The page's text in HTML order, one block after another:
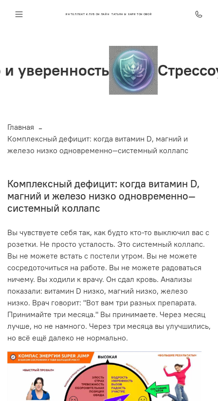
ИНТЕЛЛЕКТ КЛУБ ОНЛАЙН ТАТЬЯНЫ ХАРИТОНОВОЙ
Главная
Комплексный дефицит: когда витамин D, магний и
железо низко одновременно—системный коллапс
Комплексный дефицит: когда витамин D,
магний и железо низко одновременно—
системный коллапс
Вы чувствуете себя так, как будто кто-то выключил вас с
розетки. Не просто усталость. Это системный коллапс.
Вы не можете встать с постели утром. Вы не можете
сосредоточиться на работе. Вы не можете радоваться
ничему. Вы ходили к врачу. Он сдал кровь. Анализы
показали: витамин D низко, магний низко, железо
низко. Врач говорит: "Вот вам три разных препарата.
Принимайте три месяца." Вы принимаете. Через месяц
лучше, но не намного. Через три месяца вы улучшились,
но всё ещё далеко не нормально.